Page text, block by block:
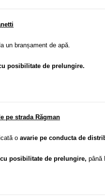
un branșament de apă.
posibilitate de prelungire.
pe strada Răgman
o avarie pe conducta de
posibilitate de prelungire, până